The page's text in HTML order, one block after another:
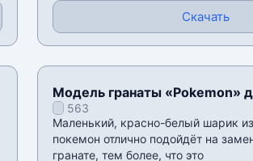
Скачать
Модель гранаты «Pokemon»
563
Маленький, красно-белый шарик
покемон отлично подойдёт на
гранате, тем более, что это